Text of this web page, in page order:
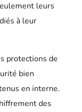
leurs
à leur
protections de
bien
en interne.
des